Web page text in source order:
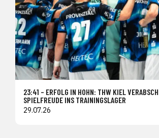
23:41 – ERFOLG IN HOHN: THW KIEL
SPIELFREUDE INS TRAININGSLAGER
29.07.26